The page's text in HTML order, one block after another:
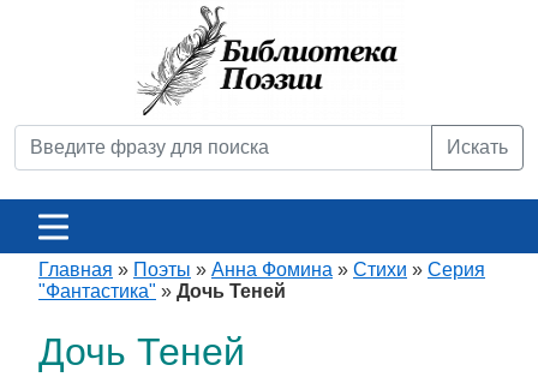
Искать
Главная » Поэты » Анна Фомина » Стихи » Серия
"Фантастика" » Дочь Теней
Дочь Теней